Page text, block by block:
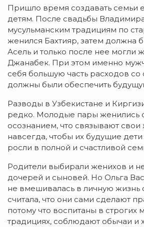
Пришло время создавать семьи
детям. После свадьбы
мусульманским традициям по
женился Бахтияр, затем должна
Асель и только после нее могли
Джанабек. При этом именно
себя большую часть расходов со
должны были обеспечить
Разводы в Узбекистане и
редко. Молодые пары женились
осознанием, что связывают свои
навсегда, чтобы их будущие
росли в полной и счастливой
Родители выбирали женихов и
дочерей и сыновей. Но Ольга
не вмешивалась в личную жизнь
считала, что они сами сделают
потому что воспитаны в строгих
традициях, соблюдают обычаи и